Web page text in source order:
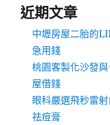
近期文章
中壢房屋二胎的
急用錢
桃園客製化沙發
屋借錢
眼科嚴選飛秒雷
祛痘膏